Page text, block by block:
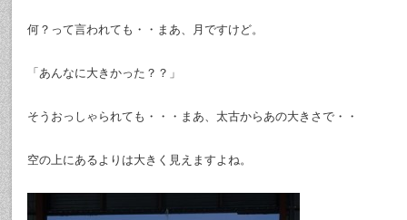
何？って言われても・・まあ、月ですけど。
「あんなに大きかった？？」
そうおっしゃられても・・・まあ、太古からあの大きさで・・
空の上にあるよりは大きく見えますよね。